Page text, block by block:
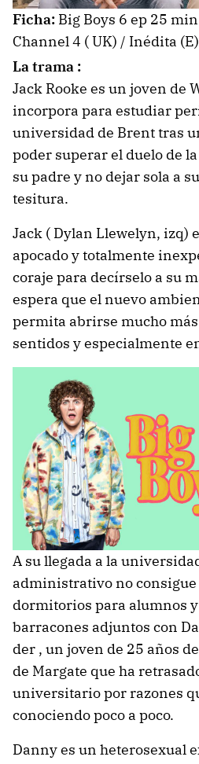
Ficha: Big Boys 6 ep 25
Channel 4 ( UK) / Inédita (E)
La trama :
Jack Rooke es un joven de
incorpora para estudiar
universidad de Brent tras
poder superar el duelo de
su padre y no dejar sola a
tesitura.
Jack ( Dylan Llewelyn, izq)
apocado y totalmente
coraje para decírselo a su
espera que el nuevo
permita abrirse mucho
sentidos y especialmente
A su llegada a la
administrativo no
dormitorios para alumnos
barracones adjuntos con
der , un joven de 25 años
de Margate que ha
universitario por razones
conociendo poco a poco.
Danny es un heterosexual